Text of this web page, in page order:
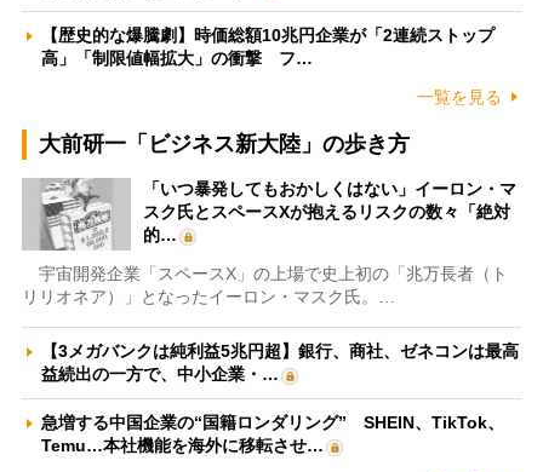
【歴史的な爆騰劇】時価総額10兆円企業が「2連続ストップ
高」「制限値幅拡大」の衝撃 フ…
一覧を見る
大前研一「ビジネス新大陸」の歩き方
「いつ暴発してもおかしくはない」イーロン・マ
スク氏とスペースXが抱えるリスクの数々「絶対
的…
宇宙開発企業「スペースX」の上場で史上初の「兆万長者（ト
リリオネア）」となったイーロン・マスク氏。…
【3メガバンクは純利益5兆円超】銀行、商社、ゼネコンは最高
益続出の一方で、中小企業・…
急増する中国企業の“国籍ロンダリング” SHEIN、TikTok、
Temu…本社機能を海外に移転させ…